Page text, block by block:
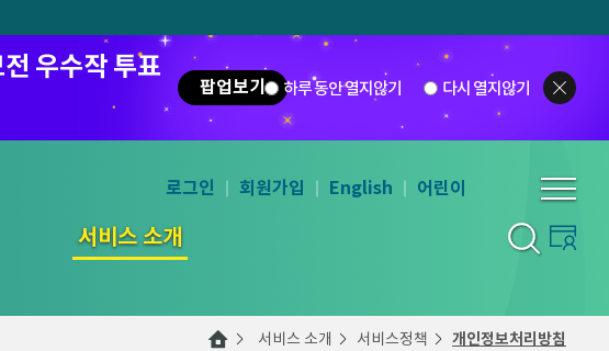
우수작 투표
팝업보기 하루 동안 열지않기 다시 열지않기
서비스 소개
로그인 회원가입 English 어린이
서비스 소개 서비스정책 개인정보처리방침